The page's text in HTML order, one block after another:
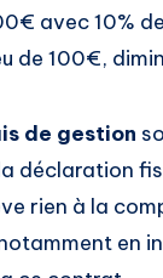
avec 10%
de 100€,
de gestion
déclaration
rien à la
en